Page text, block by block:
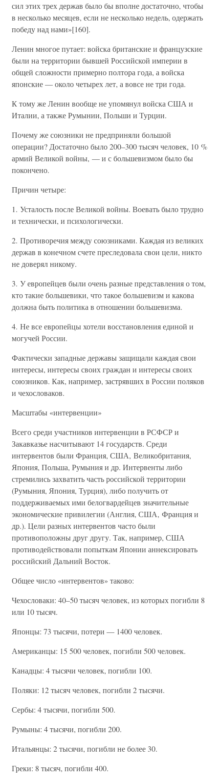
сил этих трех держав было бы вполне достаточно, чтобы
в несколько месяцев, если не несколько недель, одержать
победу над нами»[160].
Ленин многое путает: войска британские и французские
были на территории бывшей Российской империи в
общей сложности примерно полтора года, а войска
японские — около четырех лет, а вовсе не три года.
К тому же Ленин вообще не упомянул войска США и
Италии, а также Румынии, Польши и Турции.
Почему же союзники не предприняли большой
операции? Достаточно было 200–300 тысяч человек, 10 %
армий Великой войны, — и с большевизмом было бы
покончено.
Причин четыре:
1. Усталость после Великой войны. Воевать было трудно
и технически, и психологически.
2. Противоречия между союзниками. Каждая из великих
держав в конечном счете преследовала свои цели, никто
не доверял никому.
3. У европейцев были очень разные представления о том,
кто такие большевики, что такое большевизм и какова
должна быть политика в отношении большевизма.
4. Не все европейцы хотели восстановления единой и
могучей России.
Фактически западные державы защищали каждая свои
интересы, интересы своих граждан и интересы своих
союзников. Как, например, застрявших в России поляков
и чехословаков.
Масштабы «интервенции»
Всего среди участников интервенции в РСФСР и
Закавказье насчитывают 14 государств. Среди
интервентов были Франция, США, Великобритания,
Япония, Польша, Румыния и др. Интервенты либо
стремились захватить часть российской территории
(Румыния, Япония, Турция), либо получить от
поддерживаемых ими белогвардейцев значительные
экономические привилегии (Англия, США, Франция и
др.). Цели разных интервентов часто были
противоположны друг другу. Так, например, США
противодействовали попыткам Японии аннексировать
российский Дальний Восток.
Общее число «интервентов» таково:
Чехословаки: 40–50 тысяч человек, из которых погибли 8
или 10 тысяч.
Японцы: 73 тысячи, потери — 1400 человек.
Американцы: 15 500 человек, погибли 500 человек.
Канадцы: 4 тысячи человек, погибли 100.
Поляки: 12 тысяч человек, погибли 2 тысячи.
Сербы: 4 тысячи, погибли 500.
Румыны: 4 тысячи, погибли 200.
Итальянцы: 2 тысячи, погибли не более 30.
Греки: 8 тысяч, погибли 400.